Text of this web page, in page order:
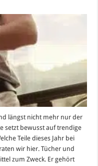
längst nicht mehr nur der
setzt bewusst auf trendige
Teile dieses Jahr bei
wir hier. Tücher und
zum Zweck. Er gehört